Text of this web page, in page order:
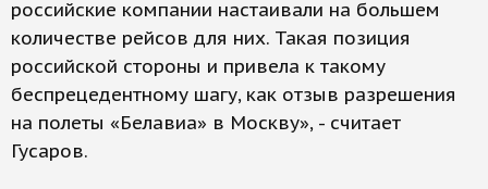
российские компании настаивали на большем
количестве рейсов для них. Такая позиция
российской стороны и привела к такому
беспрецедентному шагу, как отзыв разрешения
на полеты «Белавиа» в Москву», - считает
Гусаров.